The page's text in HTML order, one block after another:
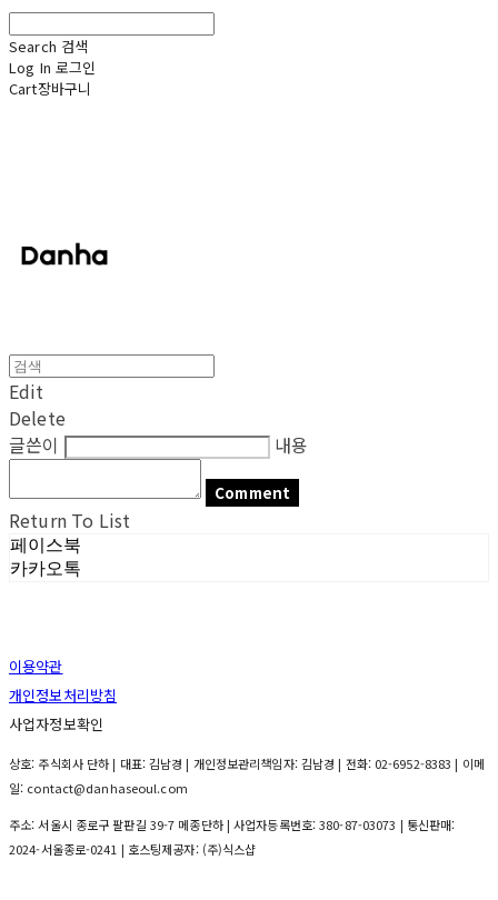
Search 검색
Log In 로그인
Cart장바구니
Edit
Delete
글쓴이
내용
Comment
Return To List
페이스북
카카오톡
이용약관
개인정보처리방침
사업자정보확인
상호: 주식회사 단하 | 대표: 김남경 | 개인정보관리책임자: 김남경 | 전화: 02-6952-8383 | 이메
일: contact@danhaseoul.com
주소: 서울시 종로구 팔판길 39-7 메종단하 | 사업자등록번호:380-87-03073 | 통신판매:
2024-서울종로-0241 | 호스팅제공자: (주)식스샵